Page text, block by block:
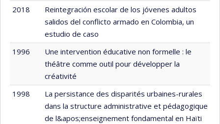
2018
Reintegración escolar de los jóvenes adultos
salidos del conflicto armado en Colombia, un
estudio de caso
1996
Une intervention éducative non formelle : le
théâtre comme outil pour développer la
créativité
1998
La persistance des disparités urbaines-rurales
dans la structure administrative et pédagogique
de l&apos;enseignement fondamental en Haïti